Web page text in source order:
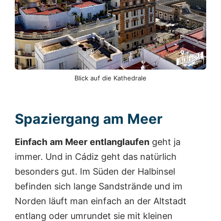
r
e
n
n
o
c
h
l
r
e
a
u
r
t
Blick auf die Kathedrale
Spaziergang am Meer
Einfach am Meer entlanglaufen geht ja
immer. Und in Cádiz geht das natürlich
besonders gut. Im Süden der Halbinsel
befinden sich lange Sandstrände und im
Norden läuft man einfach an der Altstadt
entlang oder umrundet sie mit kleinen